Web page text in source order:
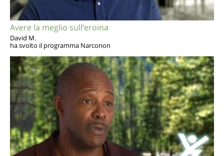
Avere la meglio sull’eroina
David M.
ha svolto il programma Narconon